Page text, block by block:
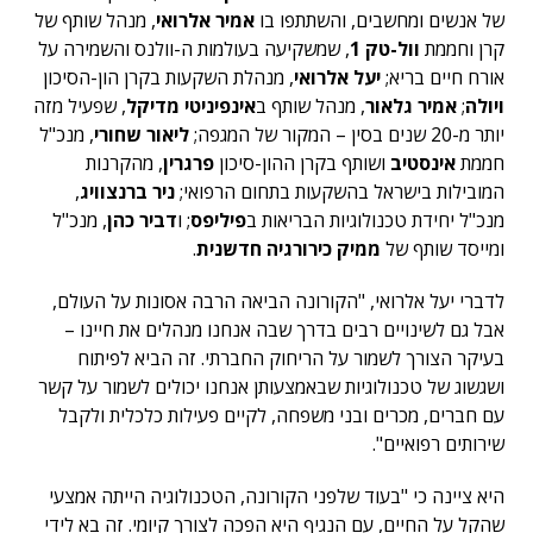
של אנשים ומחשבים, והשתתפו בו אמיר אלרואי, מנהל שותף של
קרן וחממת וול-טק 1
, שמשקיעה בעולמות ה-וולנס והשמירה על
אורח חיים בריא;יעל אלרואי, מנהלת השקעות בקרן הון-הסיכון
ויולה;אמיר גלאור, מנהל שותף באינפיניטי מדיקל, שפעיל מזה
יותר מ-20 שנים בסין – המקור של המגפה;
ליאור שחורי, מנכ"ל
חממתאינסטיב ושותף בקרן ההון-סיכון פרגרין, מהקרנות
המובילות בישראל בהשקעות בתחום הרפואי;ניר ברנצוויג,
מנכ"ל יחידת טכנולוגיות הבריאות בפיליפס; ודביר כהן, מנכ"ל
ומייסד שותף של ממיק כירורגיה חדשנית.
לדברי יעל אלרואי, "הקורונה הביאה הרבה אסונות על העולם,
אבל גם לשינויים רבים בדרך שבה אנחנו מנהלים את חיינו –
בעיקר הצורך לשמור על הריחוק החברתי. זה הביא לפיתוח
ושגשוג של טכנולוגיות שבאמצעותן אנחנו יכולים לשמור על קשר
עם חברים, מכרים ובני משפחה, לקיים פעילות כלכלית ולקבל
שירותים רפואיים".
היא ציינה כי "בעוד שלפני הקורונה, הטכנולוגיה הייתה אמצעי
שהקל על החיים, עם הנגיף היא הפכה לצורך קיומי. זה בא לידי